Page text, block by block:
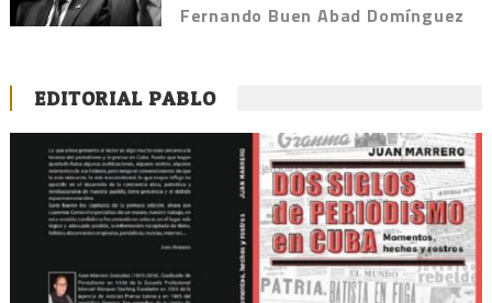
Fernando Buen Abad Domínguez
EDITORIAL PABLO